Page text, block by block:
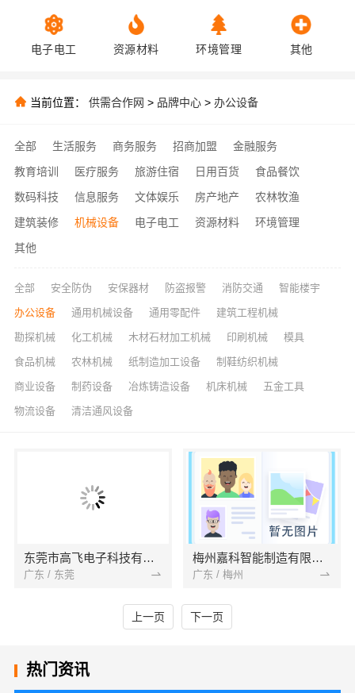
电子电工 资源材料 环境管理 其他
当前位置： 供需合作网 > 品牌中心 > 办公设备
全部 生活服务 商务服务 招商加盟
金融服务
教育培训
医疗服务 旅游住宿 日用百货
食品餐饮
数码科技
信息服务 文体娱乐 房产地产
农林牧渔
建筑装修
机械设备 电子电工 资源材料
环境管理
其他
全部 安全防伪 安保器材 防盗报警 消防交通 智能楼宇
办公设备 通用机械设备 通用零配件 建筑工程机械
勘探机械 化工机械 木材石材加工机械 印刷机械 模具
食品机械 农林机械 纸制造加工设备 制鞋纺织机械
商业设备 制药设备 冶炼铸造设备 机床机械 五金工具
物流设备 清洁通风设备
东莞市高飞电子科技有限公司
广东 / 东莞
梅州嘉科智能制造有限公司
广东 / 梅州
上一页 下一页
热门资讯